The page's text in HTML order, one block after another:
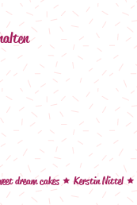
dream cakes ê Kerstin Nittelê